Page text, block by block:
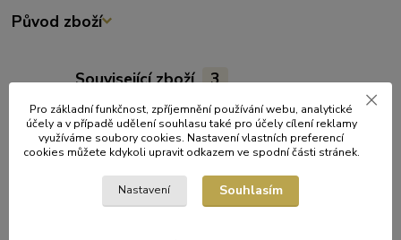
Původ zboží
Související zboží 3
Pro základní funkčnost, zpříjemnění používání webu, analytické
účely a v případě udělení souhlasu také pro účely cílení reklamy
využíváme soubory cookies. Nastavení vlastních preferencí
cookies můžete kdykoli upravit odkazem ve spodní části stránek.
Nastavení Souhlasím